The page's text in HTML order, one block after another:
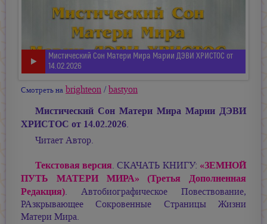
Мистический Сон Матери Мира Марии ДЭВИ ХРИСТОС от
14.02.2026
Смотреть на brighteon /bastyon
Мистический Сон Матери Мира Марии ДЭВИ
ХРИСТОС от 14.02.2026.
Читает Автор.
Текстовая версия. СКАЧАТЬ КНИГУ: «ЗЕМНОЙ
ПУТЬ МАТЕРИ МИРА» (Третья Дополненная
Редакция). Автобиографическое Повествование,
РАзкрывающее Сокровенные Страницы Жизни
Матери Мира.